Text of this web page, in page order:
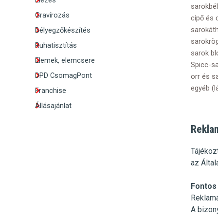
Gravírozás
Bélyegzőkészítés
Ruhatisztítás
Elemek, elemcsere
DPD CsomagPont
Franchise
Állásajánlat
cipő és
sarok
Spicc-
orr és
egyéb
az
A